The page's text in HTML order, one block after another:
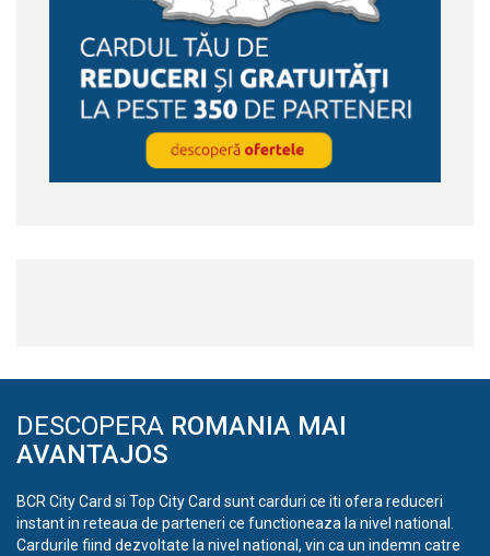
DESCOPERA ROMANIA MAI
AVANTAJOS
BCR City Card si Top City Card sunt carduri ce iti ofera reduceri
instant in reteaua de parteneri ce functioneaza la nivel national.
Cardurile fiind dezvoltate la nivel national, vin ca un indemn catre